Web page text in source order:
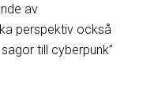
av
perspektiv också
till cyberpunk”